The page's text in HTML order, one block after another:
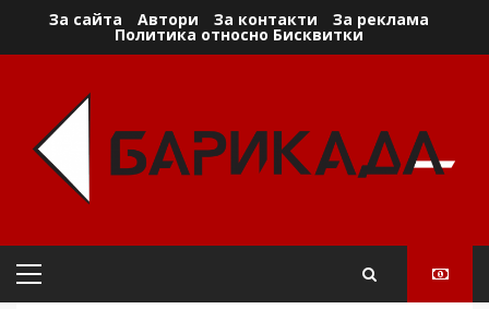
За сайта Автори За контакти За реклама
Политика относно Бисквитки
Primary